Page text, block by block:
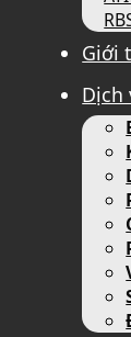
Giới
Dịch